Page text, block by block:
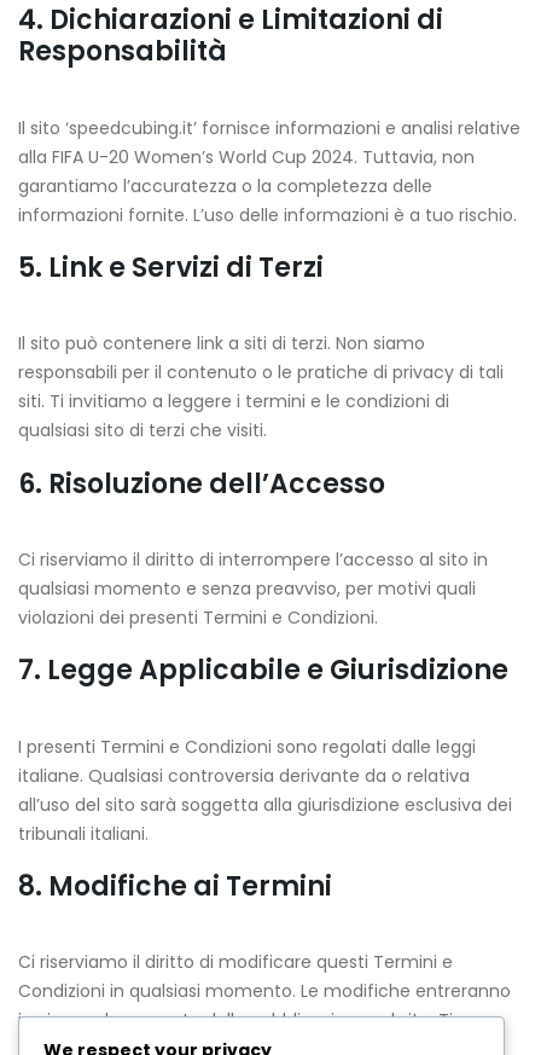
4. Dichiarazioni e Limitazioni di
Responsabilità
Il sito ‘speedcubing.it’ fornisce informazioni e analisi relative
alla FIFA U-20 Women’s World Cup 2024. Tuttavia, non
garantiamo l’accuratezza o la completezza delle
informazioni fornite. L’uso delle informazioni è a tuo rischio.
5. Link e Servizi di Terzi
Il sito può contenere link a siti di terzi. Non siamo
responsabili per il contenuto o le pratiche di privacy di tali
siti. Ti invitiamo a leggere i termini e le condizioni di
qualsiasi sito di terzi che visiti.
6. Risoluzione dell’Accesso
Ci riserviamo il diritto di interrompere l’accesso al sito in
qualsiasi momento e senza preavviso, per motivi quali
violazioni dei presenti Termini e Condizioni.
7. Legge Applicabile e Giurisdizione
I presenti Termini e Condizioni sono regolati dalle leggi
italiane. Qualsiasi controversia derivante da o relativa
all’uso del sito sarà soggetta alla giurisdizione esclusiva dei
tribunali italiani.
8. Modifiche ai Termini
Ci riserviamo il diritto di modificare questi Termini e
Condizioni in qualsiasi momento. Le modifiche entreranno
in vigore al momento della pubblicazione sul sito. Ti
invitiamo a controllare regolarmente questa pagina per
We respect your privacy